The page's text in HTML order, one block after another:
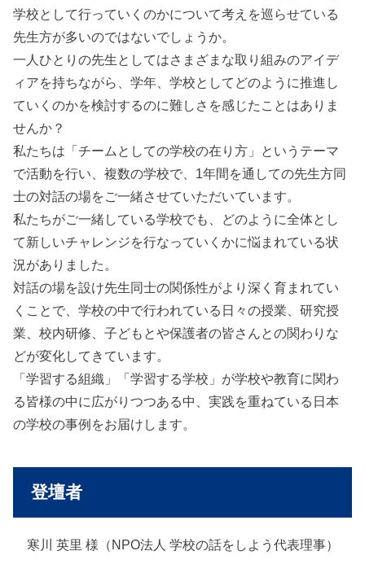
学校として行っていくのかについて考えを巡らせている
先生方が多いのではないでしょうか。
一人ひとりの先生としてはさまざまな取り組みのアイデ
ィアを持ちながら、学年、学校としてどのように推進し
ていくのかを検討するのに難しさを感じたことはありま
せんか？
私たちは「チームとしての学校の在り方」というテーマ
で活動を行い、複数の学校で、1年間を通しての先生方同
士の対話の場をご一緒させていただいています。
私たちがご一緒している学校でも、どのように全体とし
て新しいチャレンジを行なっていくかに悩まれている状
況がありました。
対話の場を設け先生同士の関係性がより深く育まれてい
くことで、学校の中で行われている日々の授業、研究授
業、校内研修、子どもとや保護者の皆さんとの関わりな
どが変化してきています。
「学習する組織」「学習する学校」が学校や教育に関わ
る皆様の中に広がりつつある中、実践を重ねている日本
の学校の事例をお届けします。
登壇者
寒川 英里 様（NPO法人 学校の話をしよう代表理事）